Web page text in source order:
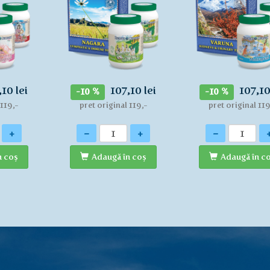
lei
+
coş
-10 % 107,10 lei
pret original 119,-
Cantitate
- +
Adaugă în coş
-10 %
pret original
Cantitate
-
Adaugă în